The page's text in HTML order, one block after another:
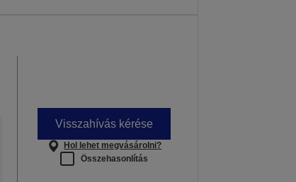
Visszahívás kérése
Hol lehet megvásárolni?
Összehasonlítás